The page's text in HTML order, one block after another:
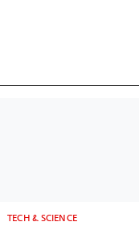
ΤECH & SCIENCE